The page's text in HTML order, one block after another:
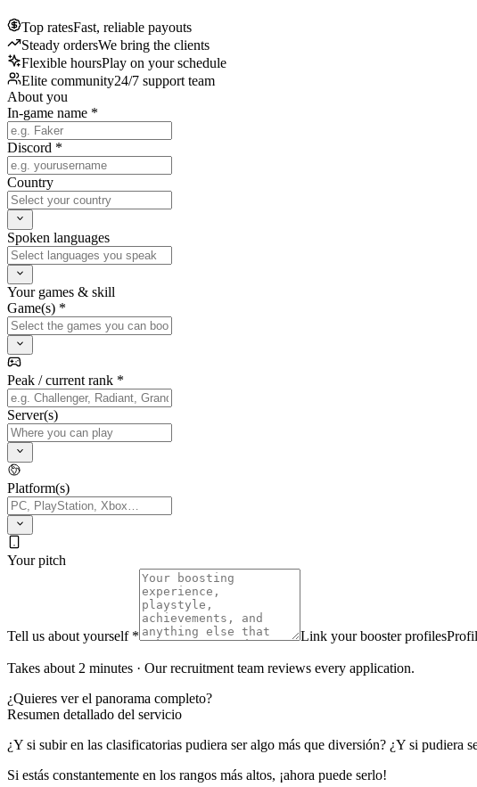
Top ratesFast, reliable payouts
Steady ordersWe bring the clients
Flexible hoursPlay on your schedule
Elite community24/7 support team
About you
In-game name *
Discord *
Country
Spoken languages
Your games & skill
Game(s) *
Peak / current rank *
Server(s)
Platform(s)
Your pitch
Tell us about yourself * Link your booster profiles
Takes about 2 minutes · Our recruitment team reviews every application.
¿Quieres ver el panorama completo?
Resumen detallado del servicio
¿Y si subir en las clasificatorias pudiera ser algo más que diversión? ¿Y si pudiera
Si estás constantemente en los rangos más altos, ¡ahora puede serlo!